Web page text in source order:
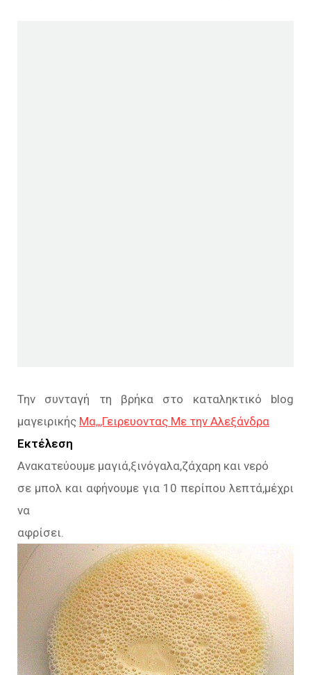
Την συνταγή τη βρήκα στο καταληκτικό blog
μαγειρικής Μα,,,Γειρευοντας Με την Αλεξάνδρα
Εκτέλεση
Ανακατεύουμε μαγιά,ξινόγαλα,ζάχαρη και νερό
σε μπολ και αφήνουμε για 10 περίπου λεπτά,μέχρι
να
αφρίσει.